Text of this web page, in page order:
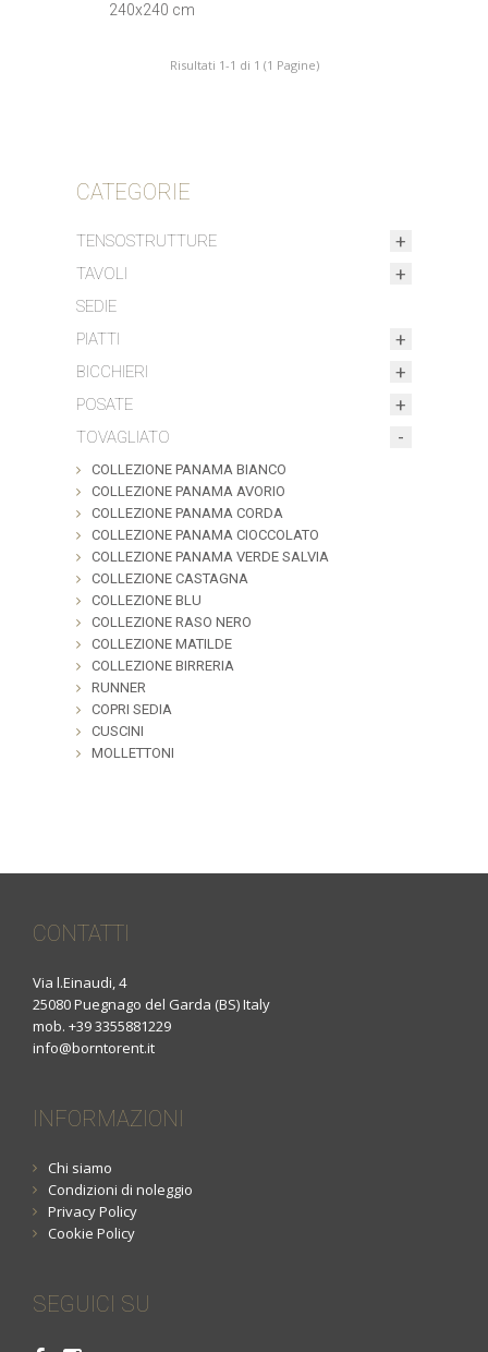
240x240 cm
Risultati 1-1 di 1 (1 Pagine)
CATEGORIE
TENSOSTRUTTURE
TAVOLI
SEDIE
PIATTI
BICCHIERI
POSATE
TOVAGLIATO
COLLEZIONE PANAMA BIANCO
COLLEZIONE PANAMA AVORIO
COLLEZIONE PANAMA CORDA
COLLEZIONE PANAMA CIOCCOLATO
COLLEZIONE PANAMA VERDE SALVIA
COLLEZIONE CASTAGNA
COLLEZIONE BLU
COLLEZIONE RASO NERO
COLLEZIONE MATILDE
COLLEZIONE BIRRERIA
RUNNER
COPRI SEDIA
CUSCINI
MOLLETTONI
CONTATTI
Via l.Einaudi, 4
25080 Puegnago del Garda (BS) Italy
mob. +39 3355881229
info@borntorent.it
INFORMAZIONI
Chi siamo
Condizioni di noleggio
Privacy Policy
Cookie Policy
SEGUICI SU